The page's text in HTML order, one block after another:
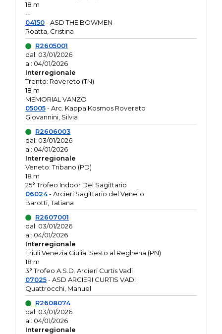
18 m
--
04150- ASD THE BOWMEN
Roatta, Cristina
R2605001
dal: 03/01/2026
al: 04/01/2026
Interregionale
Trento: Rovereto (TN)
18 m
MEMORIAL VANZO
05005- Arc. Kappa Kosmos Rovereto
Giovannini, Silvia
R2606003
dal: 03/01/2026
al: 04/01/2026
Interregionale
Veneto: Tribano (PD)
18 m
25° Trofeo Indoor Del Sagittario
06024- Arcieri Sagittario del Veneto
Barotti, Tatiana
R2607001
dal: 03/01/2026
al: 04/01/2026
Interregionale
Friuli Venezia Giulia: Sesto al Reghena (PN)
18 m
3° Trofeo A.S.D. Arcieri Curtis Vadi
07025- ASD ARCIERI CURTIS VADI
Quattrocchi, Manuel
R2608074
dal: 03/01/2026
al: 04/01/2026
Interregionale